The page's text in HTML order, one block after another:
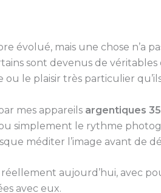
évolué, mais une chose n’a
sont devenus de
le plaisir très particulier
mes appareils argentiques
simplement le rythme
méditer l’image avant de
réellement aujourd’hui, avec
avec eux.